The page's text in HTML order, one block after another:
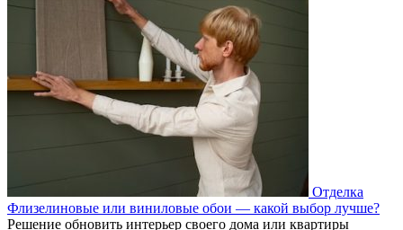
Отделка
Флизелиновые или виниловые обои — какой выбор лучше?
Решение обновить интерьер своего дома или квартиры